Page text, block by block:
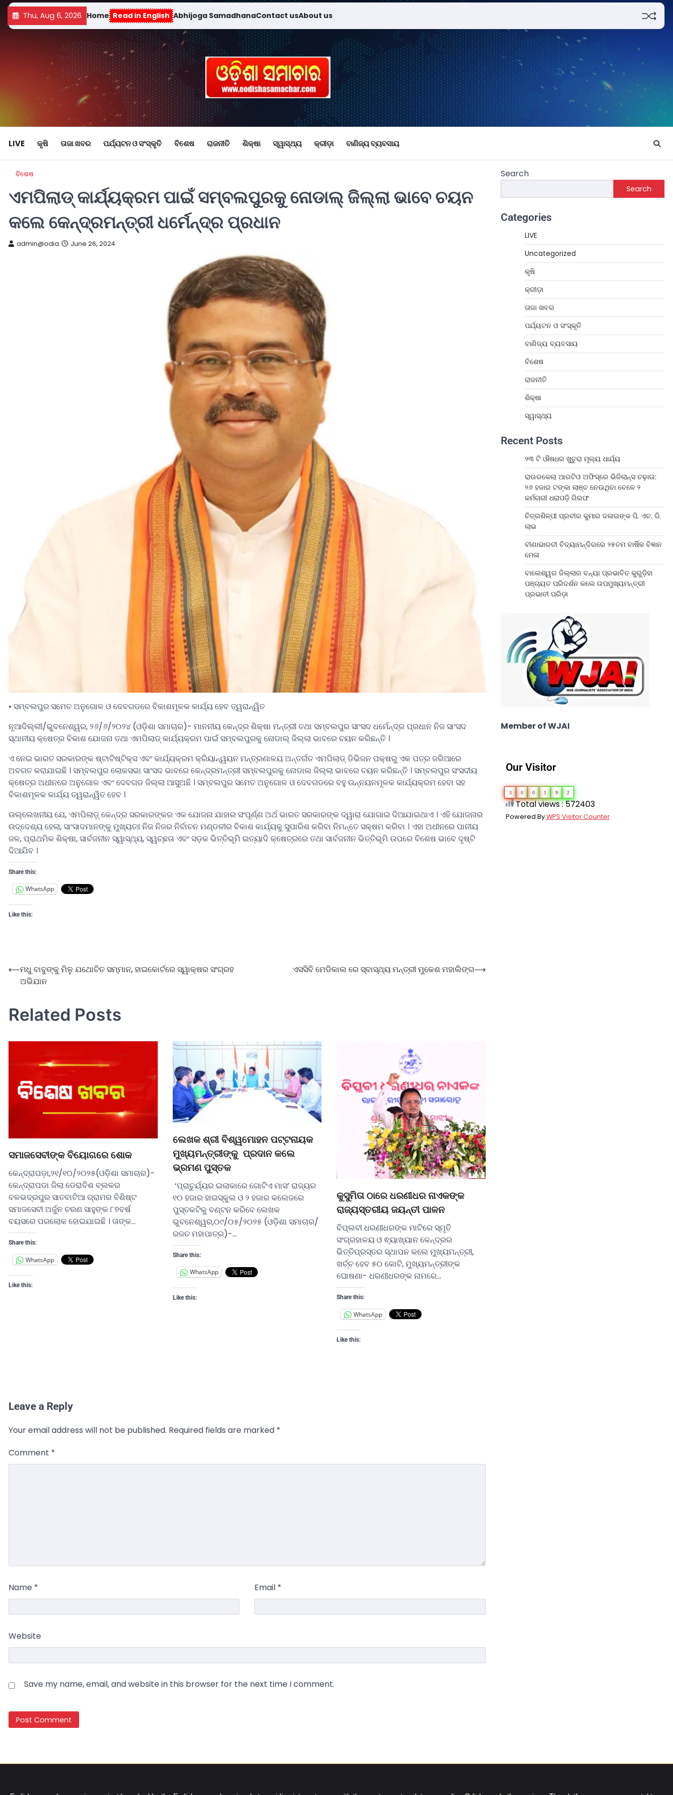
Thu, Aug 6, 2026 Home Read in English Abhijoga SamadhanaContact usAbout us
LIVE କୃଷି ତାଜା ଖବର ପର୍ଯ୍ୟଟନ ଓ ସଂସ୍କୃତି ବିଶେଷ ରାଜନୀତି ଶିକ୍ଷା ସ୍ୱାସ୍ଥ୍ୟ କ୍ରୀଡ଼ା ବାଣିଜ୍ୟ ବ୍ୟବସାୟ
ବିଶେଷ
ଏମପିଲାଡ୍ କାର୍ଯ୍ୟକ୍ରମ ପାଇଁ ସମ୍ବଲପୁରକୁ ନୋଡାଲ୍ ଜିଲ୍ଲା ଭାବେ ଚୟନ
କଲେ କେନ୍ଦ୍ରମନ୍ତ୍ରୀ ଧର୍ମେନ୍ଦ୍ର ପ୍ରଧାନ
admin@odia June 26, 2024
• ସମ୍ବଲପୁର ସମେତ ଅନୁଗୋଳ ଓ ଦେବଗଡରେ ବିକାଶମୂଳକ କାର୍ଯ୍ୟ ହେବ ତ୍ୱରାନ୍ୱିତ
ନୂଆଦିଲ୍ଲୀ/ଭୁବନେଶ୍ୱର, ୨୬/୬/୨୦୨୪ (ଓଡ଼ିଶା ସମାଚାର)- ମାନନୀୟ କେନ୍ଦ୍ର ଶିକ୍ଷା ମନ୍ତ୍ରୀ ତଥା ସମ୍ବଲପୁର ସାଂସଦ ଧର୍ମେନ୍ଦ୍ର ପ୍ରଧାନ ନିଜ ସାଂସଦ
ସ୍ଥାନୀୟ କ୍ଷେତ୍ର ବିକାଶ ଯୋଜନା ତଥା ଏମପିଲାଡ୍ କାର୍ଯ୍ୟକ୍ରମ ପାଇଁ ସମ୍ବଲପୁରକୁ ନୋଡାଲ୍ ଜିଲ୍ଲା ଭାବରେ ଚୟନ କରିଛନ୍ତି ।
ଏ ନେଇ ଭାରତ ସରକାରଙ୍କ ଷ୍ଟାଟିଷ୍ଟିକ୍ସ ଏବଂ କାର୍ଯ୍ୟକ୍ରମ କ୍ରିୟାନ୍ୱୟନ ମନ୍ତ୍ରଣାଳୟ ଅନ୍ତର୍ଗତ ଏମପିଲାଡ୍ ଡିଭିଜନ ପକ୍ଷରୁ ଏକ ପତ୍ର ଜରିଆରେ
ଅବଗତ କରାଯାଇଛି । ସମ୍ବଲପୁର ଲୋକସଭା ସାଂସଦ ଭାବରେ କେନ୍ଦ୍ରମନ୍ତ୍ରୀ ସମ୍ବଲପୁରକୁ ନୋଡାଲ ଜିଲ୍ଲା ଭାବରେ ଚୟନ କରିଛନ୍ତି । ସମ୍ବଲପୁର ସଂସଦୀୟ
କ୍ଷେତ୍ର ଅଧୀନରେ ଅନୁଗୋଳ ଏବଂ ଦେବଗଡ ଜିଲ୍ଲା ଆସୁଅଛି । ସମ୍ବଲପୁର ସମେତ ଅନୁଗୋଳ ଓ ଦେବଗଡରେ ବହୁ ଉନ୍ନୟନମୂଳକ କାର୍ଯ୍ୟକ୍ରମ ହେବା ସହ
ବିକାଶମୂଳକ କାର୍ଯ୍ୟ ତ୍ୱରାନ୍ୱିତ ହେବ ।
ଉଲ୍ଲେଖନୀୟ ଯେ, ଏମପିଲାଡ଼୍ କେନ୍ଦ୍ର ସରକାରଙ୍କର ଏକ ଯୋଜନା ଯାହାର ସଂପୂର୍ଣ୍ଣ ଅର୍ଥ ଭାରତ ସରକାରଙ୍କ ଦ୍ୱାରା ଯୋଗାଇ ଦିଆଯାଇଥାଏ । ଏହି ଯୋଜନାର
ଉଦ୍ଦେଶ୍ୟ ହେଲା, ସାଂସାଦମାନଙ୍କୁ ମୁଖ୍ୟତଃ ନିଜ ନିଜର ନିର୍ବାଚନ ମଣ୍ଡଳୀର ବିକାଶ କାର୍ଯ୍ୟକୁ ସୁପାରିଶ କରିବା ନିମନ୍ତେ ସକ୍ଷମ କରିବା । ଏହା ଅଧୀନରେ ପାନୀୟ
ଜଳ, ପ୍ରାଥମିକ ଶିକ୍ଷା, ସାର୍ବଜନୀନ ସ୍ୱାସ୍ଥ୍ୟ, ସ୍ୱଚ୍ଛତା ଏବଂ ସଡ଼କ ଭିତ୍ତିଭୂମି ଇତ୍ୟାଦି କ୍ଷେତ୍ରରେ ତଥା ସାର୍ବଜନୀନ ଭିତ୍ତିଭୂମି ଉପରେ ବିଶେଷ ଭାବେ ଦୃଷ୍ଟି
ଦିଆଯିବ ।
Share this:
WhatsApp
Like this:
⟵ମଧୁ ବାବୁଙ୍କୁ ମିଳୁ ଯଥୋଚିତ ସମ୍ମାନ, ହାଇକୋର୍ଟରେ ସ୍ୱାକ୍ଷର ସଂଗ୍ରହ
ଅଭିଯାନ
ଏସସିବି ମେଡିକାଲ ରେ ସ୍ବାସ୍ଥ୍ୟ ମନ୍ତ୍ରୀ ମୁକେଶ ମହାଲିଙ୍ଗ⟶
Related Posts
ସମାଜସେବୀଙ୍କ ବିୟୋଗରେ ଶୋକ
କେନ୍ଦ୍ରାପଡ଼ା,୨୧/୧୦/୨୦୨୫(ଓଡ଼ିଶା ସମାଚାର)-
କେନ୍ଦ୍ରାପଡା ଜିଲା ଡେରାବିଶ ବ୍ଲକର
ବଳଭଦ୍ରପୁର ସାତବାଟିଆ ଗ୍ରାମର ବିଶିଷ୍ଟ
ସମାଜସେବୀ ଅର୍ଜୁନ ଚରଣ ସାହୁଙ୍କ ୮୭ବର୍ଷ
ବୟସରେ ପରଲୋକ ହୋଇଯାଇଛି । ତାଙ୍କ…
Share this:
WhatsApp
Like this:
ଲେଖକ ଶ୍ରୀ ବିଶ୍ୱମୋହନ ପଟ୍ଟନାୟକ
ମୁଖ୍ୟମନ୍ତ୍ରୀଙ୍କୁ ପ୍ରଦାନ କଲେ
ଭ୍ରମଣ ପୁସ୍ତକ
‘ପ୍ରାଚୁର୍ଯ୍ୟର ଇଲାକାରେ ଗୋଟିଏ ମାସ’ ରାଜ୍ୟର
୧୦ ହଜାର ହାଇସ୍କୁଲ ଓ ୨ ହଜାର କଲେଜରେ
ପୁସ୍ତକଟିକୁ ବଣ୍ଟନ କରିବେ ଲେଖକ
ଭୁବନେଶ୍ୱର,୦୯/୦୫/୨୦୨୫ (ଓଡ଼ିଶା ସମାଚାର/
ରଜତ ମହାପାତ୍ର)-…
Share this:
WhatsApp
Like this:
କୁସୁମିତା ଠାରେ ଧରଣୀଧର ନାଏକଙ୍କ
ରାଜ୍ୟସ୍ତରୀୟ ଜୟନ୍ତୀ ପାଳନ
ବିପ୍ଲବୀ ଧରଣୀଧରଙ୍କ ମାଟିରେ ସ୍ମୃତି
ସଂଗ୍ରହାଳୟ ଓ ଵ୍ୟାଖ୍ୟାନ କେନ୍ଦ୍ରର
ଭିତ୍ତିପ୍ରସ୍ତର ସ୍ଥାପନ କଲେ ମୁଖ୍ୟମନ୍ତ୍ରୀ,
ଖର୍ଚ୍ଚ ହେବ ୫୦ କୋଟି, ମୁଖ୍ୟମନ୍ତ୍ରୀଙ୍କ
ଘୋଷଣା- ଧରଣୀଧରଙ୍କ ନାମରେ…
Share this:
WhatsApp
Like this:
Leave a Reply
Your email address will not be published. Required fields are marked *
Comment *
Name * Email *
Website
Save my name, email, and website in this browser for the next time I comment.
Search
Search
Categories
LIVE
Uncategorized
କୃଷି
କ୍ରୀଡ଼ା
ତାଜା ଖବର
ପର୍ଯ୍ୟଟନ ଓ ସଂସ୍କୃତି
ବାଣିଜ୍ୟ ବ୍ୟବସାୟ
ବିଶେଷ
ରାଜନୀତି
ଶିକ୍ଷା
ସ୍ୱାସ୍ଥ୍ୟ
Recent Posts
୨୩ ଟି ଔଷଧର ଖୁଚୁରା ମୂଲ୍ୟ ଧାର୍ଯ୍ୟ
ରାଉରକେଲା ଆରଟିଓ ଅଫିସ୍‌ରେ ଭିଜିଲାନ୍ସ ଚଢ଼ାଉ:
୨୬ ହଜାର ଟଙ୍କା ଲାଞ୍ଚ ନେଉଥିବା ବେଳେ ୨
କର୍ମଚାରୀ ଧରାପଡ଼ି ଗିରଫ
ଚିତ୍ରଶିଳ୍ପୀ ପ୍ରବୀର କୁମାର ଦଳାଇଙ୍କ ପି. ଏଚ. ଡି.
ଲାଭ
ବୀଣାଭାରତୀ ବିଦ୍ୟାମନ୍ଦିରରେ ୨୫ତମ ବାର୍ଷିକ ବିଜ୍ଞାନ
ମେଳା
ବାଲେଶ୍ୱର ଜିଲ୍ଲାର ବନ୍ୟା ପ୍ରଭାବିତ କୁରୁଡ଼ିହା
ପଞ୍ଚାୟତ ପରିଦର୍ଶନ କଲେ ଉପମୁଖ୍ୟମନ୍ତ୍ରୀ
ପ୍ରଭାତୀ ପରିଡ଼ା
Member of WJAI
Our Visitor
3 0 0 1 9 2
Total views : 572403
Powered ByWPS Visitor Counter